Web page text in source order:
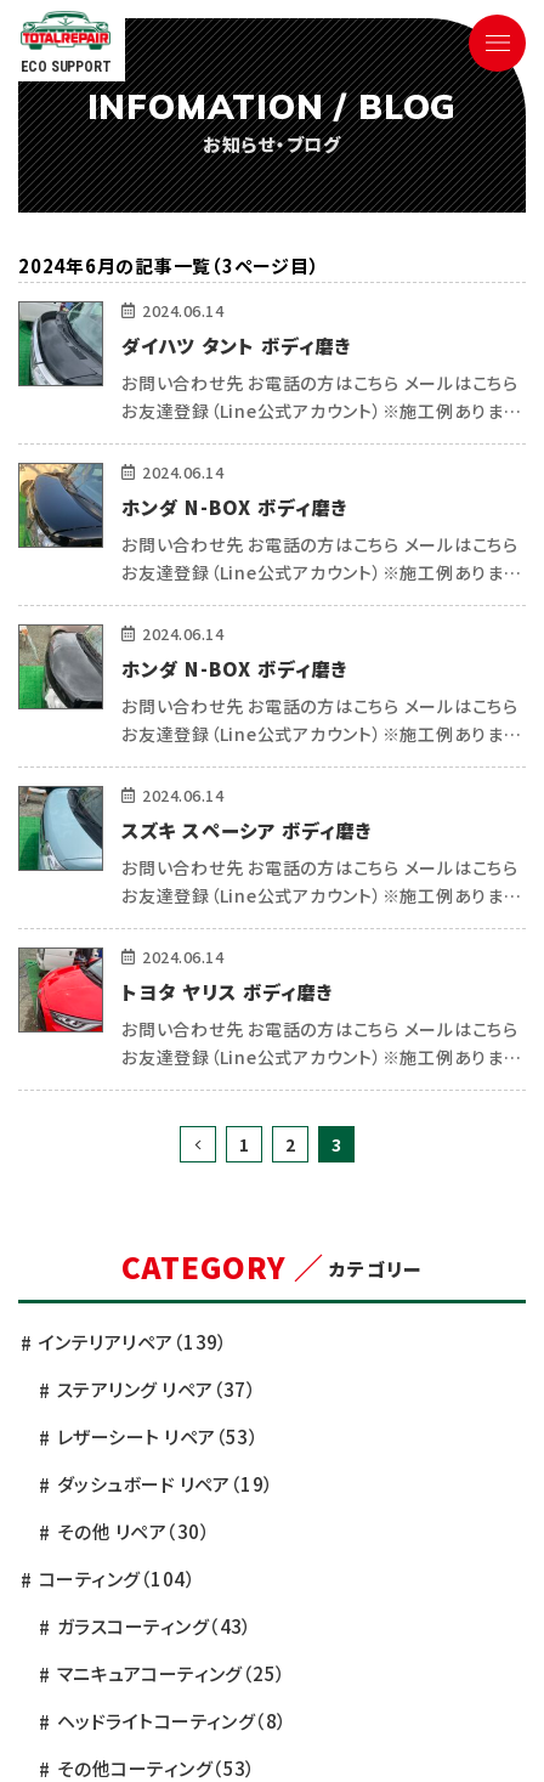
ECO SUPPORT
Tel.090-9498-3843
電話対応時間 ／ 9:00〜18:00
ごあいさつ
サービス内容
参考価格
施工例
会社概要
お知らせ・ブログ
注意事項
プライバシーポリシー
お問い合わせ
公式SNS
INFOMATION / BLOG
お知らせ・ブログ
2024年6月の記事一覧（3ページ目）
2024.06.14
ダイハツ タント ボディ磨き
お問い合わせ先 お電話の方はこちら メールはこちら
お友達登録（Line公式アカウント）※施工例あります
（＾＾） こんにちは 熊本で車内リペア・コーティングを
している トータルリペアecoサポートの平和(ヒラワ)
です^_ […]
2024.06.14
ホンダ N-BOX ボディ磨き
お問い合わせ先 お電話の方はこちら メールはこちら
お友達登録（Line公式アカウント）※施工例あります
（＾＾） こんにちは 熊本で車内リペア・コーティングを
している トータルリペアecoサポートの平和(ヒラワ)
です^_ […]
2024.06.14
ホンダ N-BOX ボディ磨き
お問い合わせ先 お電話の方はこちら メールはこちら
お友達登録（Line公式アカウント）※施工例あります
（＾＾） こんにちは 熊本で車内リペア・コーティングを
している トータルリペアecoサポートの平和(ヒラワ)
です^_ […]
2024.06.14
スズキ スペーシア ボディ磨き
お問い合わせ先 お電話の方はこちら メールはこちら
お友達登録（Line公式アカウント）※施工例あります
（＾＾） こんにちは 熊本で車内リペア・コーティングを
している トータルリペアecoサポートの平和(ヒラワ)
です^_ […]
2024.06.14
トヨタ ヤリス ボディ磨き
お問い合わせ先 お電話の方はこちら メールはこちら
お友達登録（Line公式アカウント）※施工例あります
（＾＾） こんにちは 熊本で車内リペア・コーティングを
です^_ […]
1 2 3
CATEGORY ／ カテゴリー
インテリアリペア （139）
ステアリング リペア （37）
レザーシート リペア （53）
ダッシュボード リペア （19）
その他 リペア（30）
コーティング（104）
ガラスコーティング（43）
マニキュアコーティング（25）
ヘッドライトコーティング（8）
その他コーティング（53）